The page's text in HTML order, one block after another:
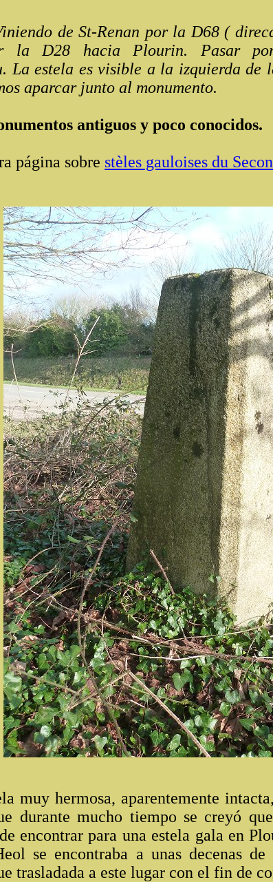
de St-Renan por la D68 (
la D28 hacia Plourin. Pasar
La estela es visible a la izquierda de
aparcar junto al monumento.
antiguos y poco conocidos.
página sobre stèles gauloises du
muy hermosa, aparentemente
durante mucho tiempo se creyó
encontrar para una estela gala en
se encontraba a unas decenas
trasladada a este lugar con el fin de